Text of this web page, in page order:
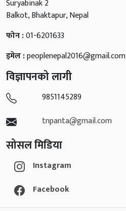
Suryabinak 2
Balkot, Bhaktapur, Nepal
फोन :01-6201633
इमेल :peoplenepal2016@gmail.com
विज्ञापनको लागी
9851145289
tnpanta@gmail.com
सोसल मिडिया
Instagram
Facebook